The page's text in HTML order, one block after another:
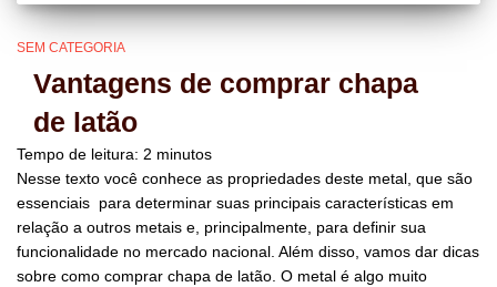
SEM CATEGORIA
Vantagens de comprar chapa
de latão
Tempo de leitura: 2 minutos
Nesse texto você conhece as propriedades deste metal, que são
essenciais para determinar suas principais características em
relação a outros metais e, principalmente, para definir sua
funcionalidade no mercado nacional. Além disso, vamos dar dicas
sobre como comprar chapa de latão. O metal é algo muito